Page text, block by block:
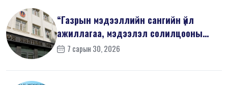
“Газрын мэдээллийн сангийн үйл
ажиллагаа, мэдээлэл солилцооны
журам”-...
7 сарын 30, 2026